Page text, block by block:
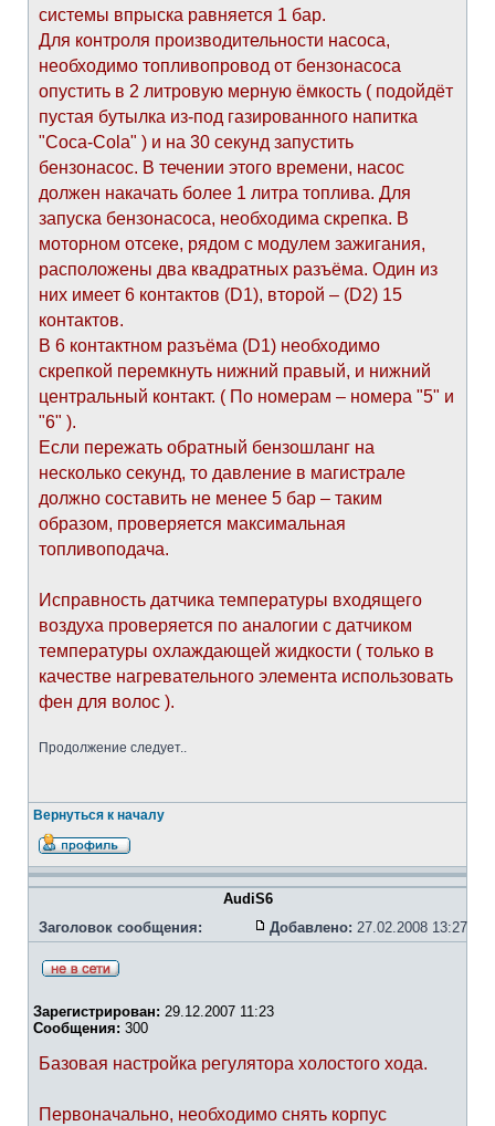
системы впрыска равняется 1 бар.
Для контроля производительности насоса,
необходимо топливопровод от бензонасоса
опустить в 2 литровую мерную ёмкость ( подойдёт
пустая бутылка из-под газированного напитка
"Coca-Cola" ) и на 30 секунд запустить
бензонасос. В течении этого времени, насос
должен накачать более 1 литра топлива. Для
запуска бензонасоса, необходима скрепка. В
моторном отсеке, рядом с модулем зажигания,
расположены два квадратных разъёма. Один из
них имеет 6 контактов (D1), второй – (D2) 15
контактов.
В 6 контактном разъёма (D1) необходимо
скрепкой перемкнуть нижний правый, и нижний
центральный контакт. ( По номерам – номера "5" и
"6" ).
Если пережать обратный бензошланг на
несколько секунд, то давление в магистрале
должно составить не менее 5 бар – таким
образом, проверяется максимальная
топливоподача.
Исправность датчика температуры входящего
воздуха проверяется по аналогии с датчиком
температуры охлаждающей жидкости ( только в
качестве нагревательного элемента использовать
фен для волос ).
Продолжение следует..
Вернуться к началу
AudiS6
Заголовок сообщения:
Добавлено: 27.02.2008 13:27
Зарегистрирован: 29.12.2007 11:23
Сообщения: 300
Базовая настройка регулятора холостого хода.
Первоначально, необходимо снять корпус